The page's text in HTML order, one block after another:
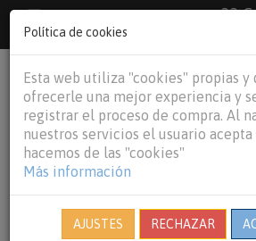
33 €
€Baleares y
Política de cookies
Esta web utiliza "cookies" propias y
ofrecerle una mejor experiencia y
registrar el proceso de compra. Al
nuestros servicios el usuario acepta
hacemos de las "cookies"
Más información
AJUSTES RECHAZAR